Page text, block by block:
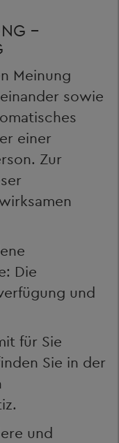
-
Meinung
sowie
einer
Zur
Die
und
für Sie
Sie in der
und